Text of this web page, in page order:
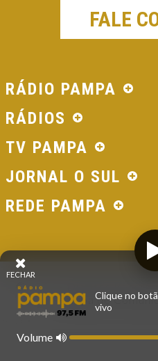
FALE
RÁDIO PAMPA
RÁDIOS
TV PAMPA
JORNAL O SUL
REDE PAMPA
© 2026 - Direitos
Pampa de
FECHAR
Clique no
vivo
Volume